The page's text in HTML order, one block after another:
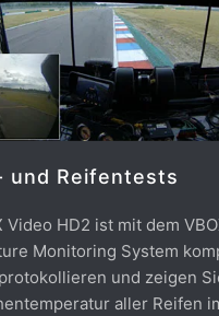
und Reifentests
Video HD2 ist mit dem
Monitoring System
und zeigen
aller Reifen